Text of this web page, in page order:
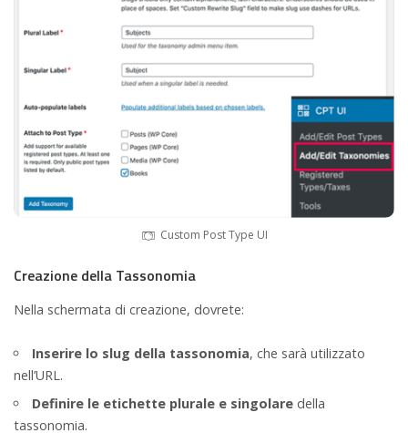
Custom Post Type UI
Creazione della Tassonomia
Nella schermata di creazione, dovrete:
Inserire lo slug della tassonomia, che sarà utilizzato
nell’URL.
Definire le etichette plurale e singolare della
tassonomia.